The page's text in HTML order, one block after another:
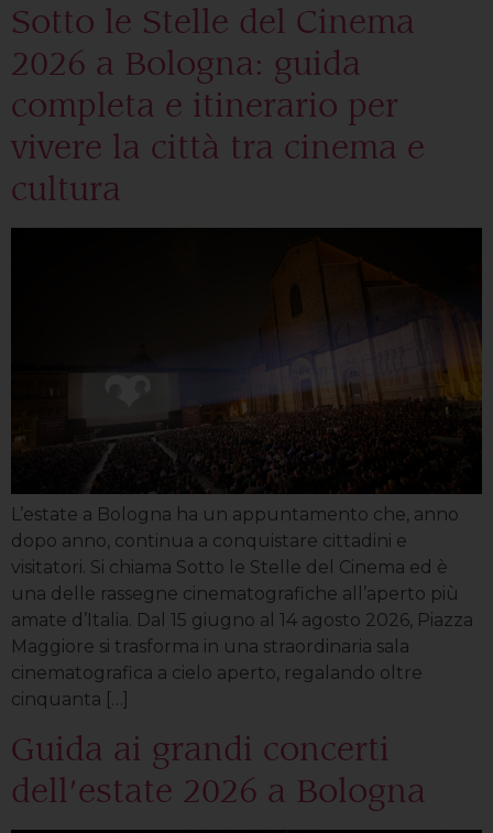
Sotto le Stelle del Cinema
2026 a Bologna: guida
completa e itinerario per
vivere la città tra cinema e
cultura
L’estate a Bologna ha un appuntamento che, anno
dopo anno, continua a conquistare cittadini e
visitatori. Si chiama Sotto le Stelle del Cinema ed è
una delle rassegne cinematografiche all’aperto più
amate d’Italia. Dal 15 giugno al 14 agosto 2026, Piazza
Maggiore si trasforma in una straordinaria sala
cinematografica a cielo aperto, regalando oltre
cinquanta […]
Guida ai grandi concerti
dell’estate 2026 a Bologna